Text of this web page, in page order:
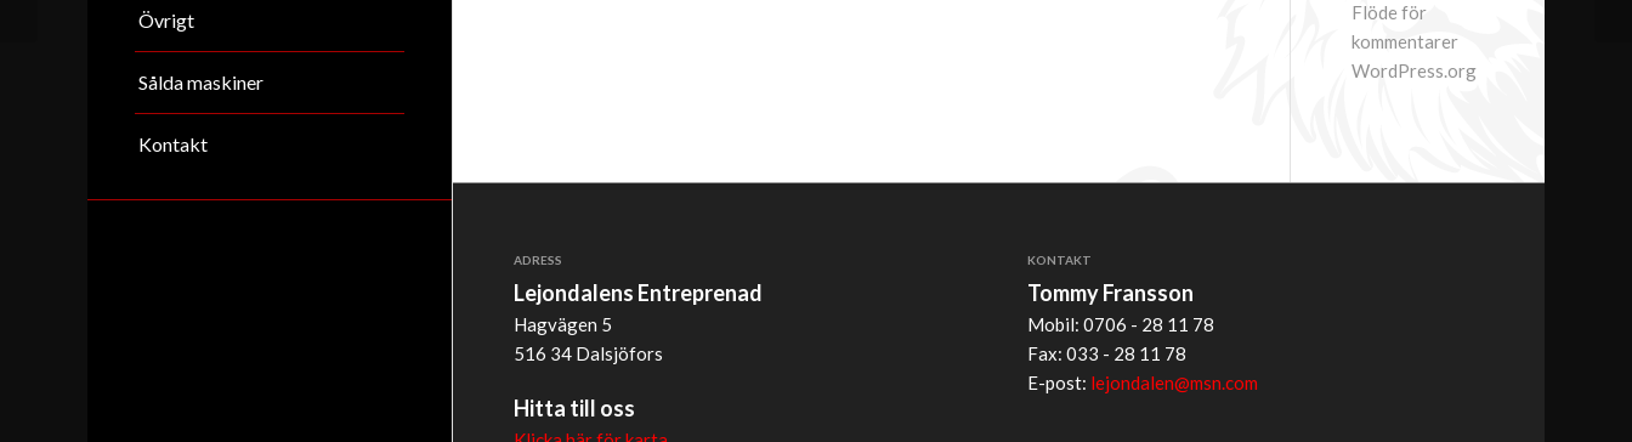
Övrigt
Sålda maskiner
Kontakt
Flöde för
kommentarer
WordPress.org
ADRESS
Lejondalens Entreprenad
Hagvägen 5
516 34 Dalsjöfors
Hitta till oss
KONTAKT
Tommy Fransson
Mobil: 0706 - 28 11 78
Fax: 033 - 28 11 78
E-post: lejondalen@msn.com